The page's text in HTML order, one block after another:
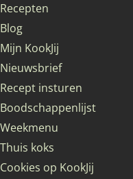
Recepten
Blog
Mijn KookJij
Nieuwsbrief
Recept insturen
Boodschappenlijst
Weekmenu
Thuis koks
Cookies op KookJij